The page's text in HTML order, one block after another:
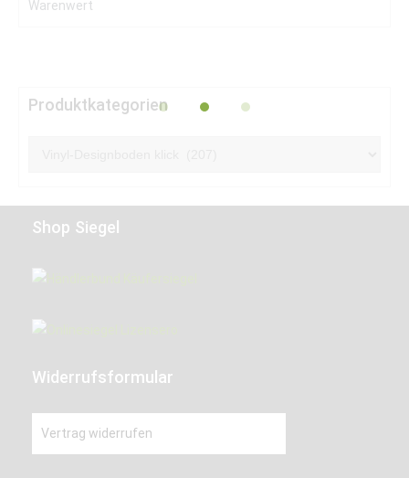
Produktkategorien
Shop Siegel
Widerrufsformular
Vertrag widerrufen